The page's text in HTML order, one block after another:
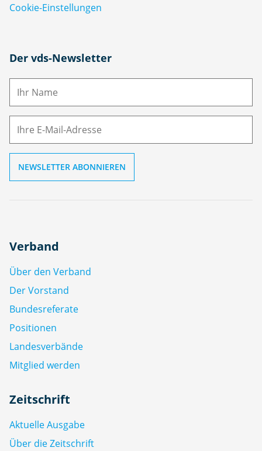
Cookie-Einstellungen
Der vds-Newsletter
N
M
Verband
Über den Verband
Der Vorstand
Bundesreferate
Positionen
Landesverbände
Mitglied werden
Zeitschrift
Aktuelle Ausgabe
Über die Zeitschrift